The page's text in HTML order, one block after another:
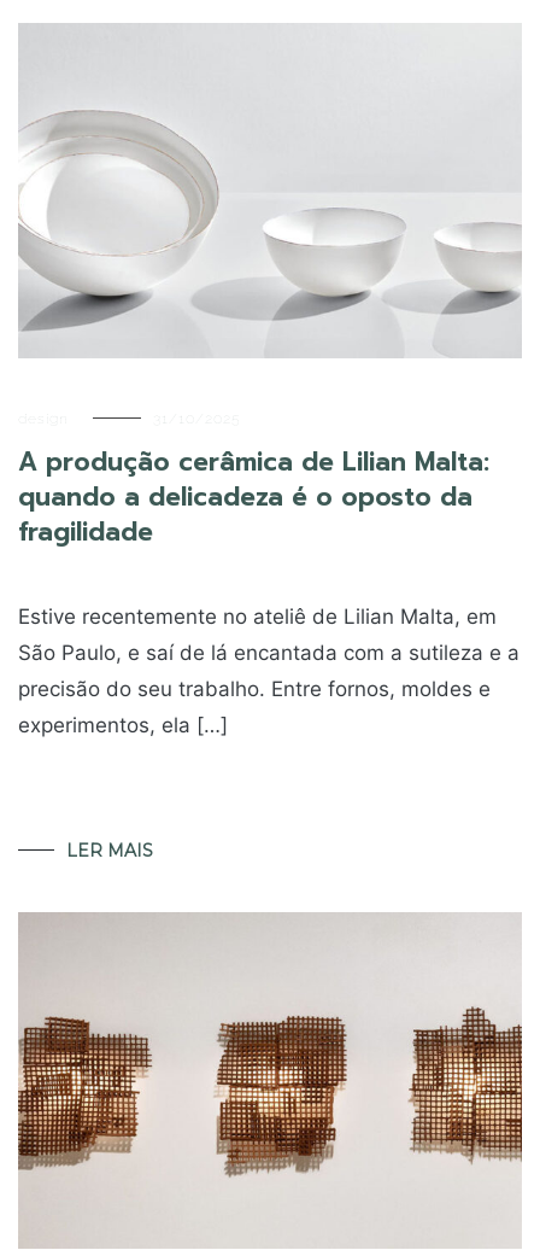
design 31/10/2025
A produção cerâmica de Lilian Malta:
quando a delicadeza é o oposto da
fragilidade
Estive recentemente no ateliê de Lilian Malta, em
São Paulo, e saí de lá encantada com a sutileza e a
precisão do seu trabalho. Entre fornos, moldes e
experimentos, ela […]
LER MAIS